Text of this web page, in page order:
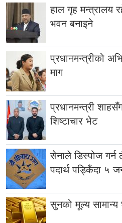
हाल गृह मन्त्रालय
भवन बनाइने
प्रधानमन्त्रीको
माग
प्रधानमन्त्री
शिष्टाचार भेट
सेनाले डिस्पोज गर्न
पदार्थ पड्किँदा ५
सुनको मूल्य सामान्य